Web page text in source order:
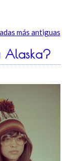
más antiguas
Alaska?